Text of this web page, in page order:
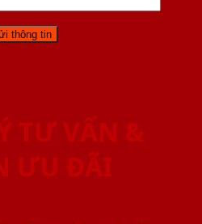
TƯ VẤN &
ƯU ĐÃI